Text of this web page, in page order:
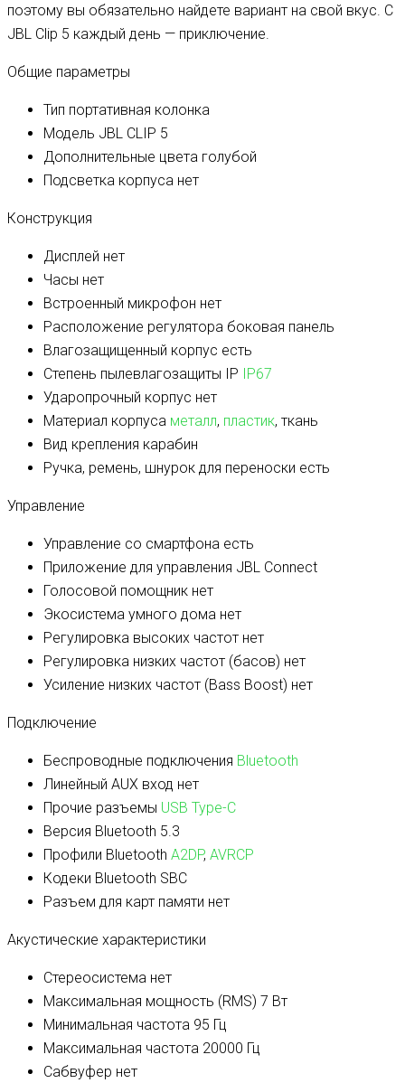
поэтому вы обязательно найдете вариант на свой вкус. С
JBL Clip 5 каждый день — приключение.
Общие параметры
Тип портативная колонка
Модель JBL CLIP 5
Дополнительные цвета голубой
Подсветка корпуса нет
Конструкция
Дисплей нет
Часы нет
Встроенный микрофон нет
Расположение регулятора боковая панель
Влагозащищенный корпус есть
Степень пылевлагозащиты IP IP67
Ударопрочный корпус нет
Материал корпуса металл, пластик, ткань
Вид крепления карабин
Ручка, ремень, шнурок для переноски есть
Управление
Управление со смартфона есть
Приложение для управления JBL Connect
Голосовой помощник нет
Экосистема умного дома нет
Регулировка высоких частот нет
Регулировка низких частот (басов) нет
Усиление низких частот (Bass Boost) нет
Подключение
Беспроводные подключения Bluetooth
Линейный AUX вход нет
Прочие разъемы USB Type-C
Версия Bluetooth 5.3
Профили Bluetooth A2DP, AVRCP
Кодеки Bluetooth SBC
Разъем для карт памяти нет
Акустические характеристики
Стереосистема нет
Максимальная мощность (RMS) 7 Вт
Минимальная частота 95 Гц
Максимальная частота 20000 Гц
Сабвуфер нет